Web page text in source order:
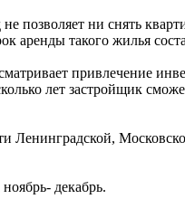
позволяет ни снять
аренды такого жилья
привлечение
лет застройщик
Ленинградской,
декабрь.